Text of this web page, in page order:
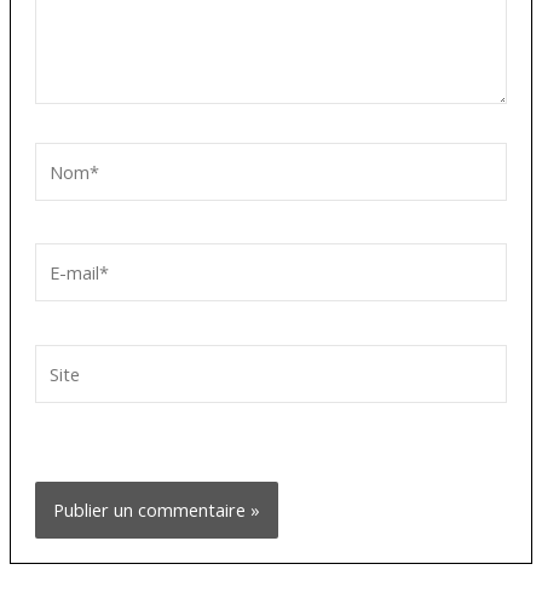
mail*